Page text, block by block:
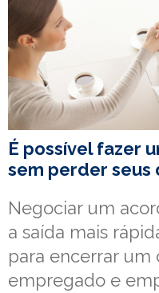
É possível fazer
sem perder seus
Negociar um
a saída mais
para encerrar
empregado e